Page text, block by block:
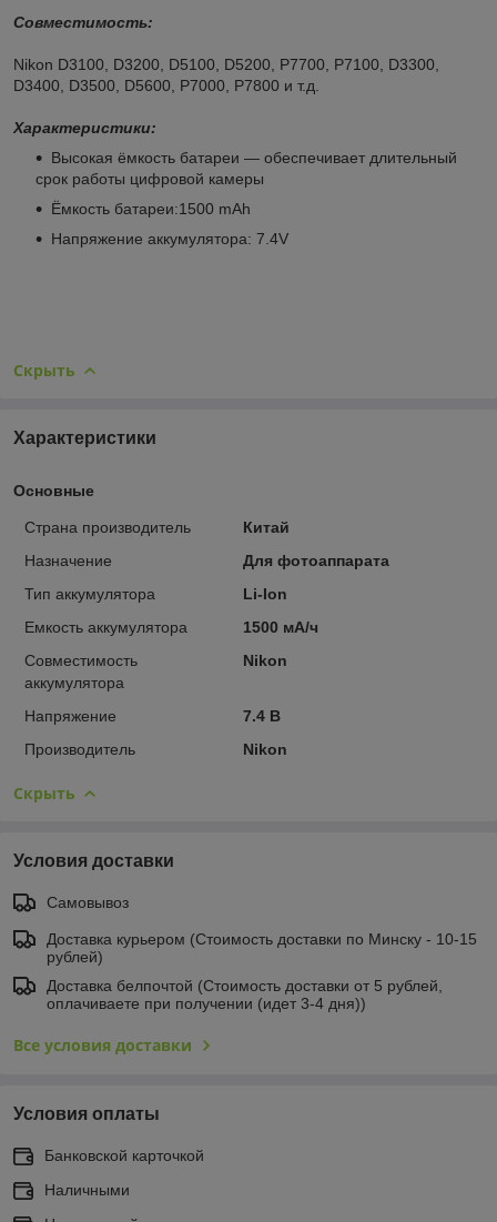
Совместимость:
Nikon D3100, D3200, D5100, D5200, P7700, P7100, D3300,
D3400, D3500, D5600, P7000, P7800 и т.д.
Характеристики:
Высокая ёмкость батареи ― обеспечивает длительный
срок работы цифровой камеры
Ёмкость батареи:1500 mAh
Напряжение аккумулятора: 7.4V
Скрыть
Характеристики
Основные
Страна производитель
Китай
Назначение
Для фотоаппарата
Тип аккумулятора
Li-Ion
Емкость аккумулятора
1500 мА/ч
Совместимость
аккумулятора
Nikon
Напряжение
7.4 В
Производитель
Nikon
Скрыть
Условия доставки
Самовывоз
Доставка курьером (Стоимость доставки по Минску - 10-15
рублей)
Доставка белпочтой (Стоимость доставки от 5 рублей,
оплачиваете при получении (идет 3-4 дня))
Все условия доставки
Условия оплаты
Банковской карточкой
Наличными